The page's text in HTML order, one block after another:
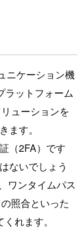
ニケーション機
ラットフォーム
ューションを
ます。
（2FA）です
ないでしょう
ワンタイムパス
照合といった
れます。